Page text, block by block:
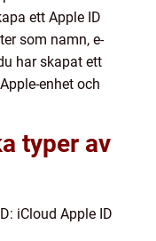
ett Apple ID
som namn, e-
har skapat ett
enhet och
typer av
iCloud Apple ID